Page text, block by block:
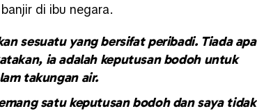
di ibu negara.
sesuatu yang bersifat peribadi. Tiada apa
ia adalah keputusan bodoh untuk
takungan air.
satu keputusan bodoh dan saya tidak